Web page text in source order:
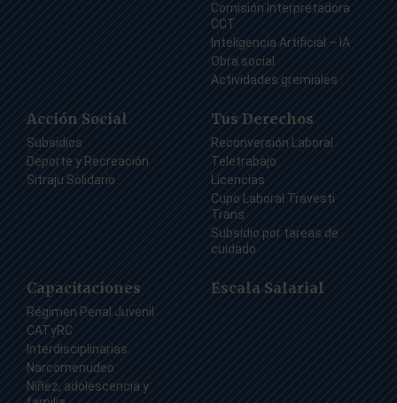
Comisión Interpretadora
CCT
Inteligencia Artificial – IA
Obra social
Actividades gremiales
Acción Social
Subsidios
Deporte y Recreación
Sitraju Solidario
Tus Derechos
Reconversión Laboral
Teletrabajo
Licencias
Cupo Laboral Travesti
Trans
Subsidio por tareas de
cuidado
Capacitaciones
Régimen Penal Juvenil
CATyRC
Interdisciplinarias
Narcomenudeo
Niñez, adolescencia y
Escala Salarial